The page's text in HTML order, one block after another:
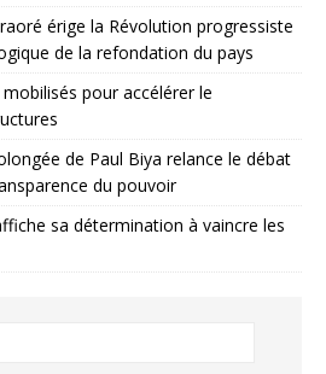
érige la Révolution progressiste
de la refondation du pays
pour accélérer le
de Paul Biya relance le débat
du pouvoir
sa détermination à vaincre les